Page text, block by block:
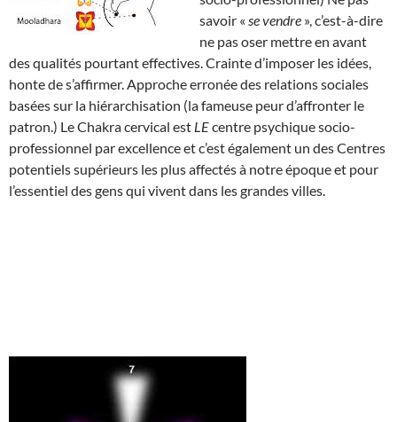
savoir « se vendre », c’est-à-dire
ne pas oser mettre en avant
des qualités pourtant effectives. Crainte d’imposer les idées,
honte de s’affirmer. Approche erronée des relations sociales
basées sur la hiérarchisation (la fameuse peur d’affronter le
patron.) Le Chakra cervical est LEcentre psychique socio-
professionnel par excellence et c’est également un des Centres
potentiels supérieurs les plus affectés à notre époque et pour
l’essentiel des gens qui vivent dans les grandes villes.